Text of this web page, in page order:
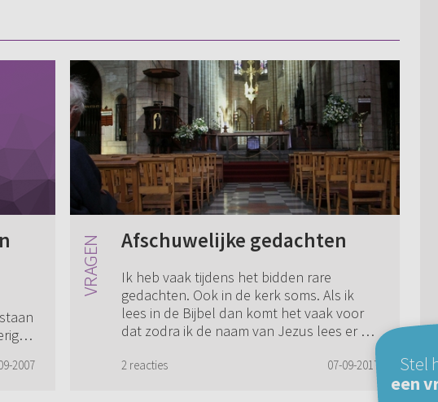
...
2007
Afschuwelijke gedachten
Ik heb vaak tijdens het bidden rare
gedachten. Ook in de kerk soms. Als ik
lees in de Bijbel dan komt het vaak voor
dat zodra ik de naam van Jezus lees er de
opkom...
2 reacties 07-09-2017
Stel
een